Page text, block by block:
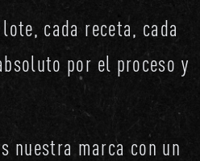
cada receta, cada
por el proceso y
nuestra marca con un